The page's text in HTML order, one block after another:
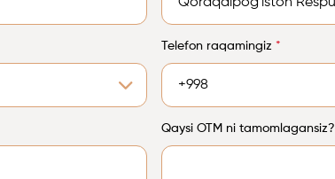
Telefon raqamingiz *
Qaysi OTM ni tamomlagansiz?